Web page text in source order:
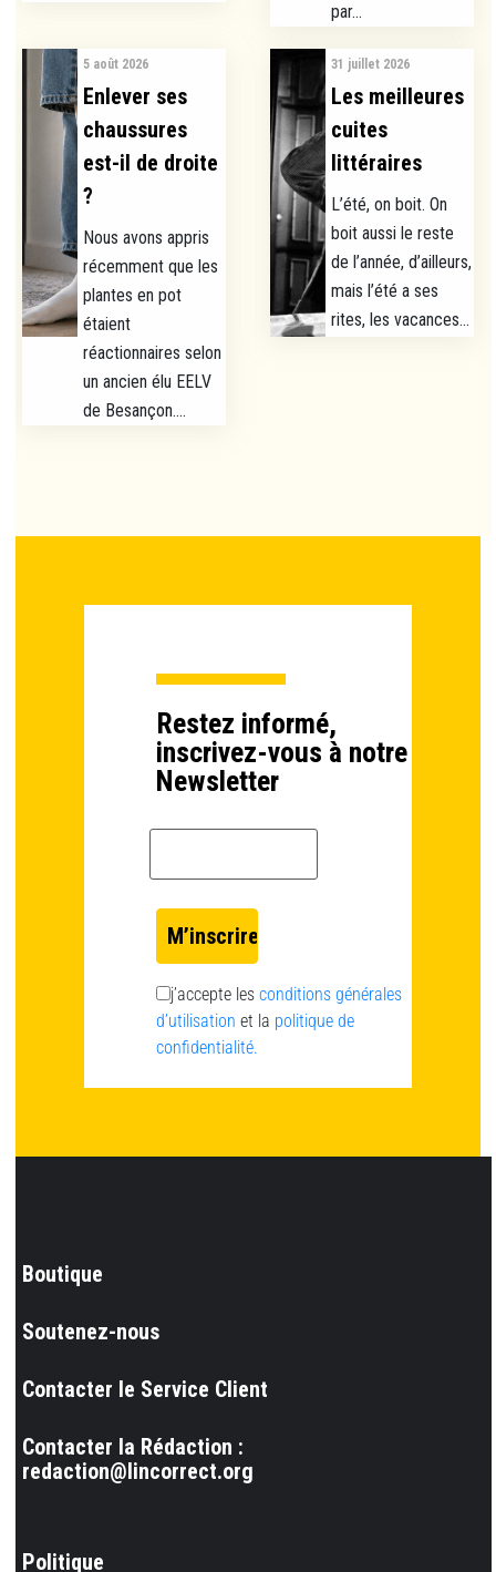
par...
5 août 2026
Enlever ses
chaussures
est-il de droite
?
Nous avons appris
récemment que les
plantes en pot
étaient
réactionnaires selon
un ancien élu EELV
de Besançon....
31 juillet 2026
Les meilleures
cuites
littéraires
L’été, on boit. On
boit aussi le reste
de l’année, d’ailleurs,
mais l’été a ses
rites, les vacances...
Restez informé,
inscrivez-vous à notre
Newsletter
j’accepte les conditions générales
d’utilisation et la politique de
confidentialité.
Boutique
Soutenez-nous
Contacter le Service Client
Contacter la Rédaction :
redaction@lincorrect.org
Politique